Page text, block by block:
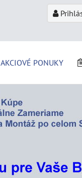
AKCIOVÉ PONUKY